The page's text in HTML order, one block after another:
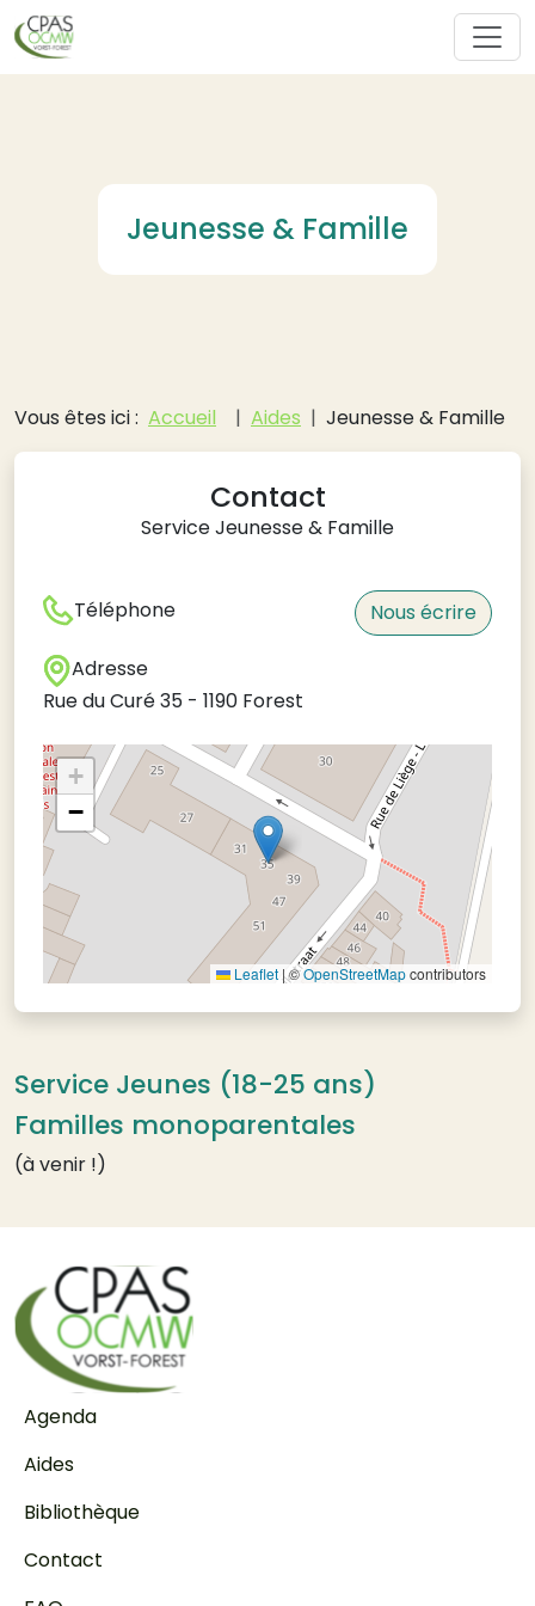
Aller au contenu principal
Jeunesse & Famille
Fil d'Ariane
Vous êtes ici : Accueil Aides Jeunesse & Famille
Service Jeunes (18-25 ans)
Familles monoparentales
(à venir !)
Contact
Service Jeunesse & Famille
Téléphone Nous écrire
Adresse
Rue du Curé 35 - 1190 Forest
+
−
Leaflet |©OpenStreetMapcontributors
Pied de page
Agenda
Aides
Bibliothèque
Contact